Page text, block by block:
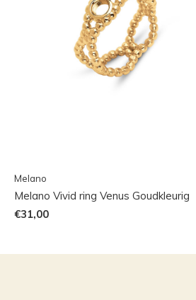
Melano
Melano Vivid ring Venus Goudkleurig
€31,00